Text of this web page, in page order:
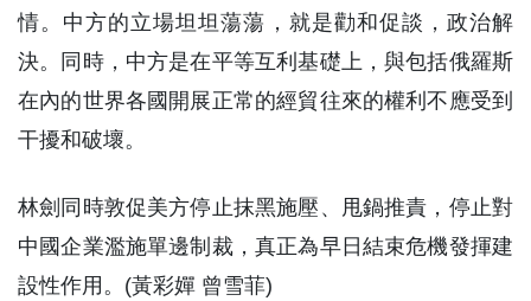
情。中方的立場坦坦蕩蕩，就是勸和促談，政治解
決。同時，中方是在平等互利基礎上，與包括俄羅斯
在內的世界各國開展正常的經貿往來的權利不應受到
干擾和破壞。
林劍同時敦促美方停止抹黑施壓、甩鍋推責，停止對
中國企業濫施單邊制裁，真正為早日結束危機發揮建
設性作用。(黃彩嬋 曾雪菲)